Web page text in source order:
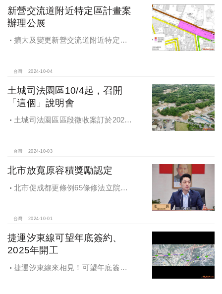
新營交流道附近特定區計畫案
辦理公展
擴大及變更新營交流道附近特定區
台灣 2024-10-04
土城司法園區10/4起，召開
「這個」說明會
土城司法園區區段徵收案訂於2024
台灣 2024-10-03
北市放寬原容積獎勵認定
北市促成都更條例65條修法立院初
台灣 2024-10-01
捷運汐東線可望年底簽約、
2025年開工
捷運汐東線來相見！可望年底簽約